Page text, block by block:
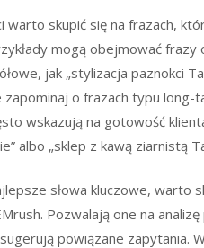
warto skupić się na frazach,
mogą obejmować
jak „stylizacja paznokci
zapominaj o frazach typu long-
wskazują na gotowość
albo „sklep z kawą ziarnistą
słowa kluczowe, warto
Pozwalają one na
powiązane zapytania.